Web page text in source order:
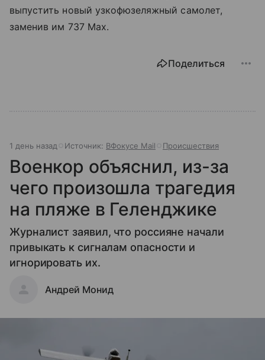
выпустить новый узкофюзеляжный самолет,
заменив им 737 Max.
Поделиться
1 день назад Источник: ВФокусе Mail Происшествия
Военкор объяснил, из-за
чего произошла трагедия
на пляже в Геленджике
Журналист заявил, что россияне начали
привыкать к сигналам опасности и
игнорировать их.
Андрей Монид